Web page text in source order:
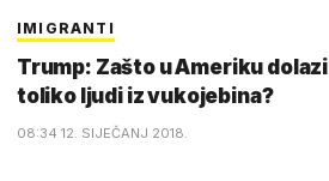
IMIGRANTI
Trump: Zašto u Ameriku dolazi
toliko ljudi iz vukojebina?
08:34 12. SIJEČANJ 2018.